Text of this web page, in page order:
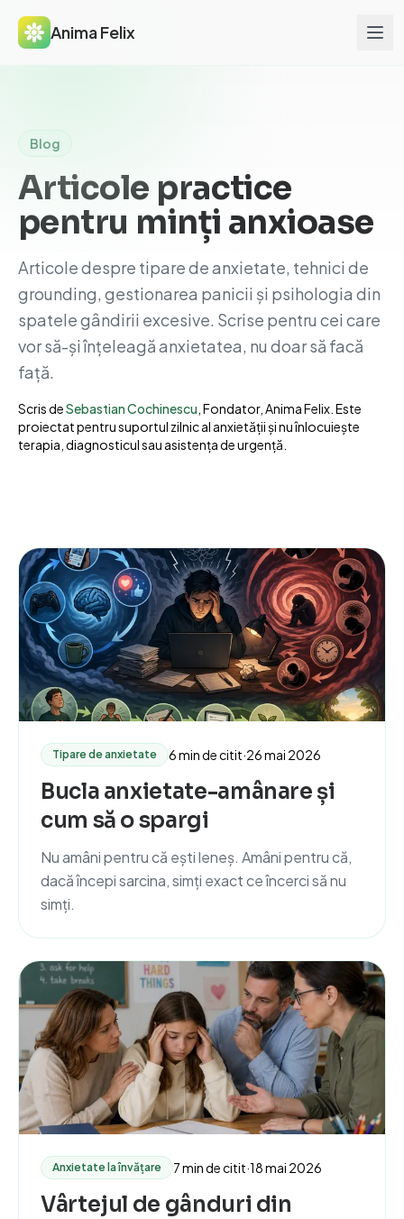
Anima Felix
Blog
Articole practice
pentru minți anxioase
Articole despre tipare de anxietate, tehnici de
grounding, gestionarea panicii și psihologia din
spatele gândirii excesive. Scrise pentru cei care
vor să-și înțeleagă anxietatea, nu doar să facă
față.
Scris deSebastian Cochinescu , Fondator, Anima Felix. Este
proiectat pentru suportul zilnic al anxietății și nu înlocuiește
terapia, diagnosticul sau asistența de urgență.
Tipare de anxietate 6 min de citit·26 mai 2026
Bucla anxietate-amânare și
cum să o spargi
Nu amâni pentru că ești leneș. Amâni pentru că,
dacă începi sarcina, simți exact ce încerci să nu
simți.
Anxietate la învățare 7 min de citit·18 mai 2026
Vârtejul de gânduri din